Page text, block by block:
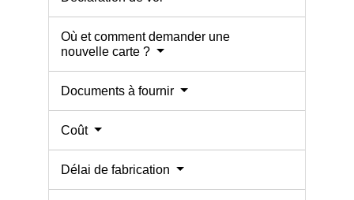
Où et comment demander une
nouvelle carte ?
Documents à fournir
Coût
Délai de fabrication